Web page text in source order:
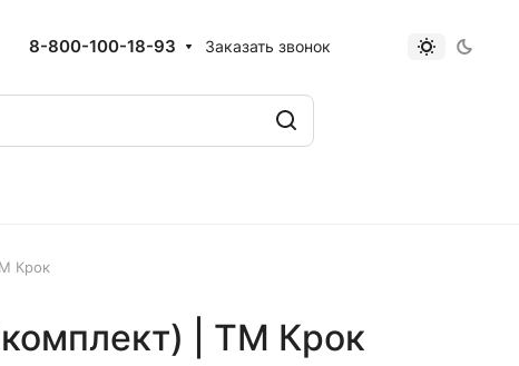
8-800-100-18-93 Заказать звонок
Крок
| ТМ Крок